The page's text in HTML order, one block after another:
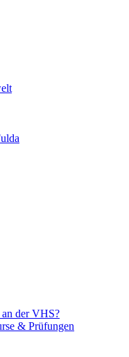
der VHS?
& Prüfungen